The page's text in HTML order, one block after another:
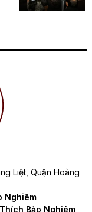
Liệt, Quận Hoàng
Nghiêm
Bảo Nghiêm